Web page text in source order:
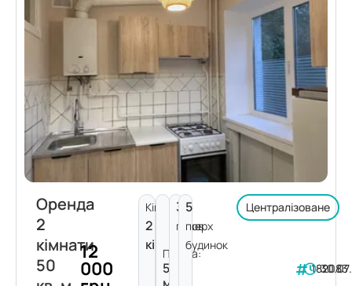
Оренда
2
кімнати
50
12
000
Кімнат:
2
кімнати
Площа:
50
3
поверх
5
пов.
будинок
Централізоване
182083